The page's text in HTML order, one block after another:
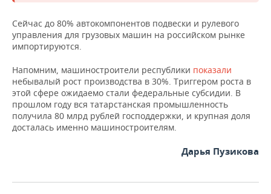
Сейчас до 80% автокомпонентов подвески и рулевого
управления для грузовых машин на российском рынке
импортируются.
Напомним, машиностроители республики показали
небывалый рост производства в 30%. Триггером роста в
этой сфере ожидаемо стали федеральные субсидии. В
прошлом году вся татарстанская промышленность
получила 80 млрд рублей господдержки, и крупная доля
досталась именно машиностроителям.
Дарья Пузикова